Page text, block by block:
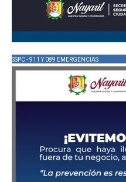
SSPC - 911 Y 089 EMERGENCIAS